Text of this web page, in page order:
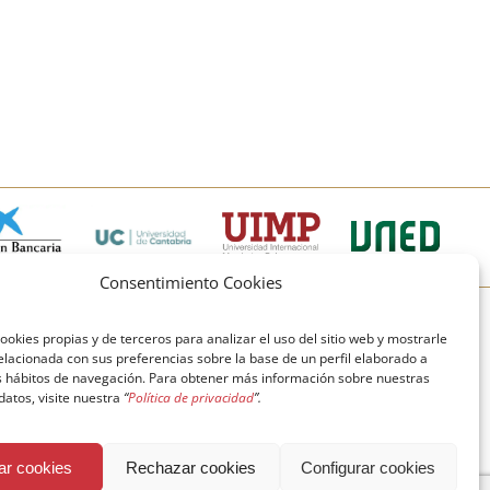
Consentimiento Cookies
propias y de terceros para analizar el uso del sitio web y mostrarle
con sus preferencias sobre la base de un perfil elaborado a
hábitos de navegación. Para obtener más información sobre nuestras
visite nuestra “Política de privacidad”.
cookies Rechazar cookies Configurar cookies
© Copyright Fundación Comillas
Política de cookies
Política de privacidad
Aviso legal